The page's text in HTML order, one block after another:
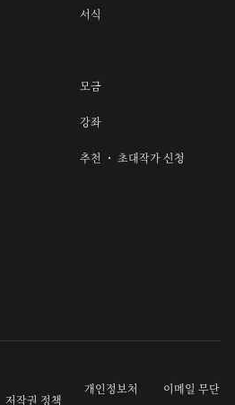
서식
모금
강좌
추천 ・ 초대작가 신청
저작권 정책
개인정보처
이메일 무단